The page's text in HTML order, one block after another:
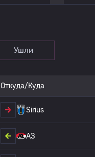
Ушли
Откуда/Куда
Sirius
АЗ